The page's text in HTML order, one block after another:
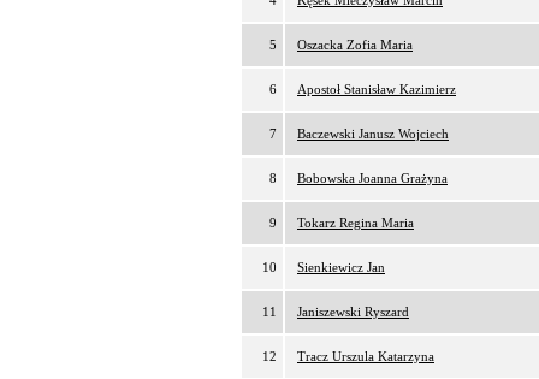
5 Oszacka Zofia Maria
6 Apostoł Stanisław Kazimierz
7 Baczewski Janusz Wojciech
8 Bobowska Joanna Grażyna
9 Tokarz Regina Maria
10 Sienkiewicz Jan
11 Janiszewski Ryszard
12 Tracz Urszula Katarzyna